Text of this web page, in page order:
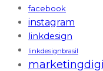
facebook
instagram
linkdesign
linkdesignbrasil